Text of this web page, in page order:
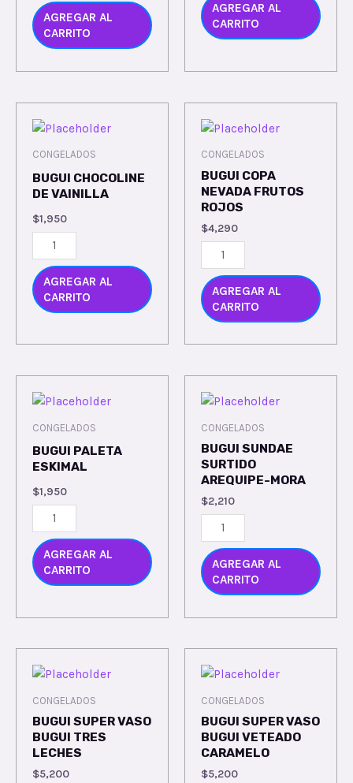
AGREGAR AL
CARRITO
AGREGAR AL
CARRITO
CONGELADOS
BUGUI CHOCOLINE
DE VAINILLA
$1,950
AGREGAR AL
CARRITO
CONGELADOS
BUGUI COPA
NEVADA FRUTOS
ROJOS
$4,290
AGREGAR AL
CARRITO
CONGELADOS
BUGUI PALETA
ESKIMAL
$1,950
AGREGAR AL
CARRITO
CONGELADOS
BUGUI SUNDAE
SURTIDO
AREQUIPE-MORA
$2,210
AGREGAR AL
CARRITO
CONGELADOS
BUGUI SUPER VASO
BUGUI TRES
LECHES
$5,200
CONGELADOS
BUGUI SUPER VASO
BUGUI VETEADO
CARAMELO
$5,200